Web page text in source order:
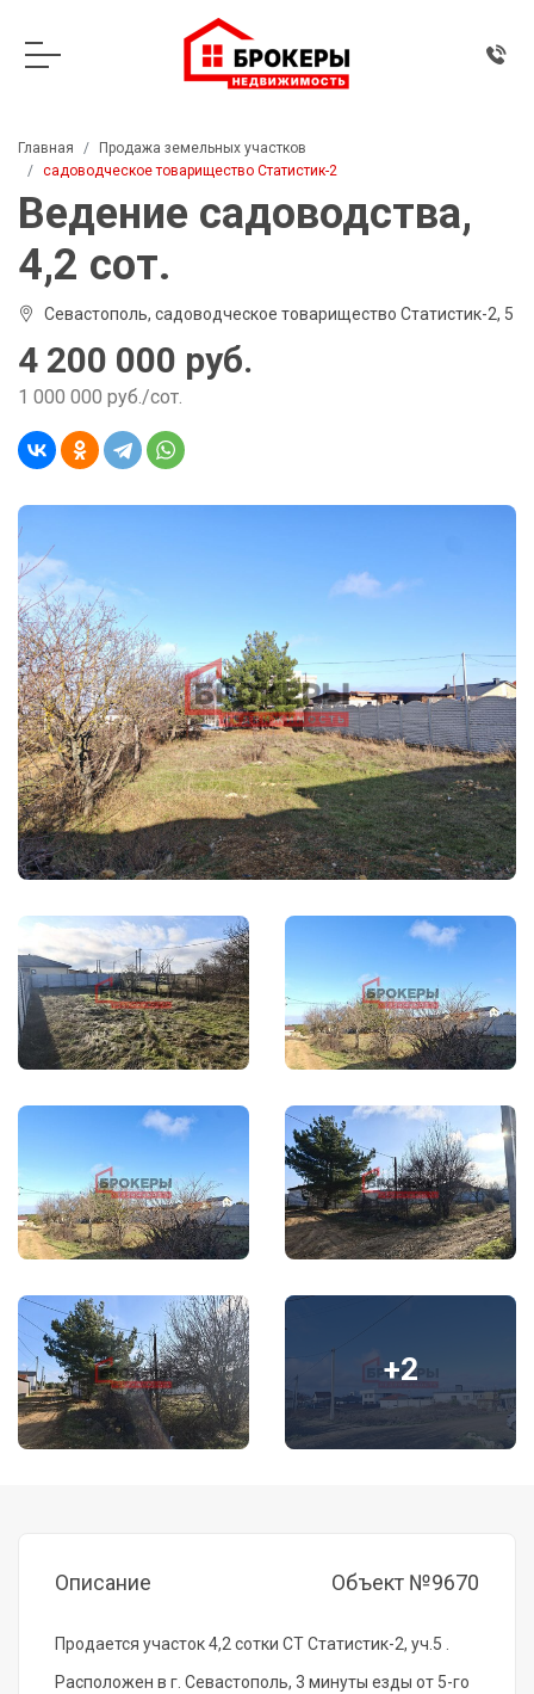
Главная
Продажа земельных участков
садоводческое товарищество Статистик-2
Ведение садоводства,
4,2 сот.
Севастополь, садоводческое товарищество Статистик-2, 5
4 200 000 руб.
1 000 000 руб./сот.
+2
Описание Объект №9670
Продается участок 4,2 сотки СТ Статистик-2, уч.5 .
Pacпoложен в г. Сeвacтoпoль, 3 минуты езды от 5-го